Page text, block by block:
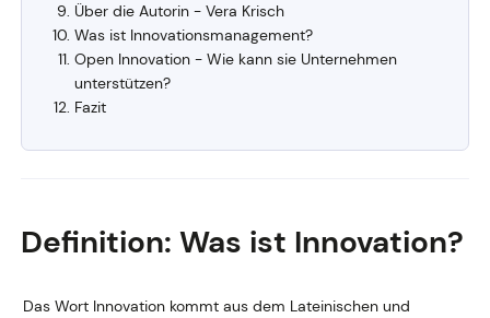
Über die Autorin - Vera Krisch
Was ist Innovationsmanagement?
Open Innovation - Wie kann sie Unternehmen
unterstützen?
Fazit
Definition: Was ist Innovation?
Das Wort Innovation kommt aus dem Lateinischen und